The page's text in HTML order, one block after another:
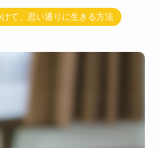
て、思い通りに生きる方法